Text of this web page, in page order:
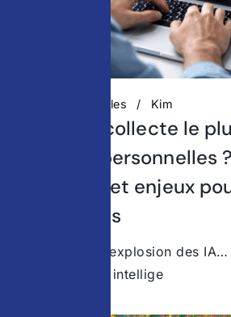
Actualités digitales Kim
Quelle IA collecte le
données personnelles
complète et enjeux
entreprises
© Surfshark L’explosion des
collectées Les intellige